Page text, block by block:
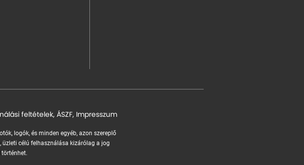
feltételek, ÁSZF, Impresszum
logók, és minden egyéb, azon szereplő
üzleti célú felhasználása kizárólag a jog